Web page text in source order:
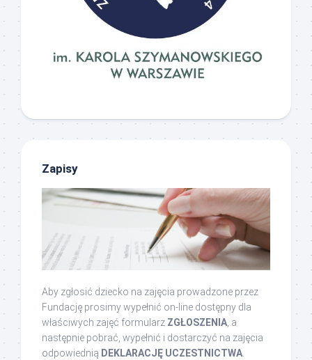
Zapisy
Aby zgłosić dziecko na zajęcia prowadzone przez
Fundację prosimy wypełnić on-line dostępny dla
właściwych zajęć formularz ZGŁOSZENIA , a
następnie pobrać, wypełnić i dostarczyć na zajęcia
odpowiednią DEKLARACJĘ UCZESTNICTWA